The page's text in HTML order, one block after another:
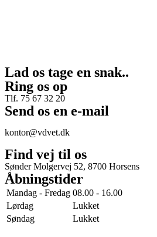
Lad os tage en snak..
Ring os op
Tlf. 75 67 32 20
Send os en e-mail
kontor@vdvet.dk
Find vej til os
Sønder Molgervej 52, 8700 Horsens
Åbningstider
Mandag - Fredag 08.00 - 16.00
Lørdag
Lukket
Søndag
Lukket